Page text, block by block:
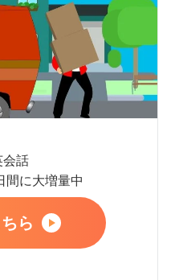
話
間に大増量中
ら